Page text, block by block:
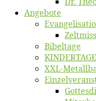
An­ge­bo­te
Bi­bel­ta­ge
XXL-